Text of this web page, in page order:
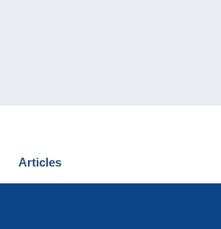
Articles